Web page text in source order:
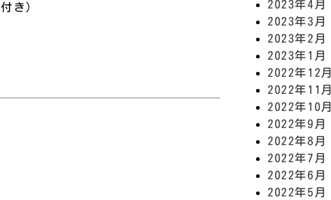
き）
2023年4月
2023年3月
2023年2月
2023年1月
2022年12月
2022年11月
2022年10月
2022年9月
2022年8月
2022年7月
2022年6月
2022年5月